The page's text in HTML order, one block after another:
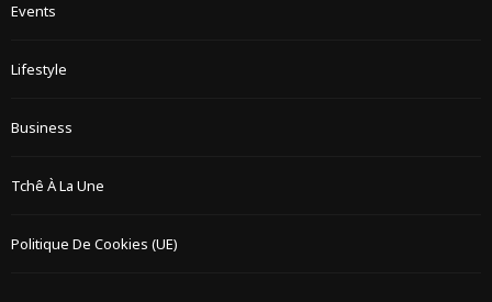
Events
Lifestyle
Business
Tchê À La Une
Politique De Cookies (UE)